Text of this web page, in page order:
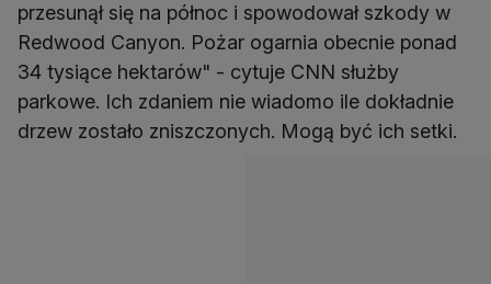
przesunął się na północ i spowodował szkody w
Redwood Canyon. Pożar ogarnia obecnie ponad
34 tysiące hektarów" - cytuje CNN służby
parkowe. Ich zdaniem nie wiadomo ile dokładnie
drzew zostało zniszczonych. Mogą być ich setki.